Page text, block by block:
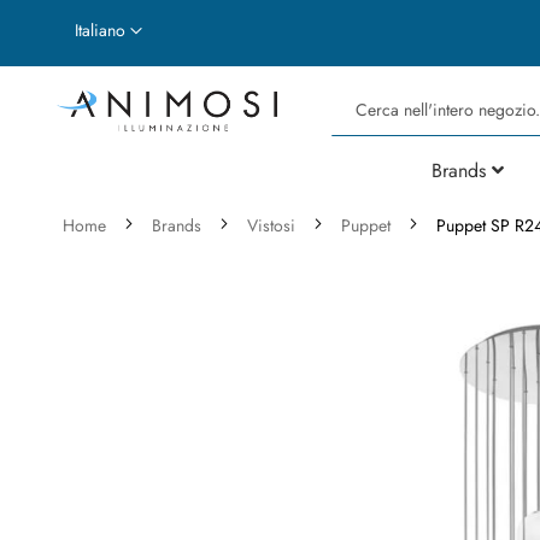
Lingua
Italiano
Cerca
Brands
Home Brands Vistosi Puppet Puppet SP